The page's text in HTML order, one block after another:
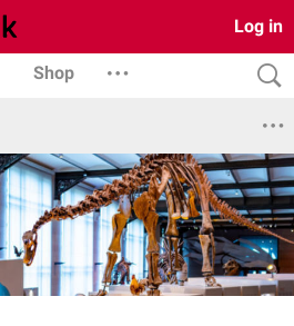
Log in
Shop